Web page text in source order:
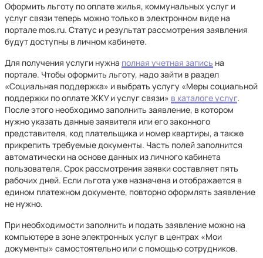
Оформить льготу по оплате жилья, коммунальных услуг и
услуг связи теперь можно только в электронном виде на
портале mos.ru. Статус и результат рассмотрения заявления
будут доступны в личном кабинете.
Для получения услуги нужна полная учетная запись на
портале. Чтобы оформить льготу, надо зайти в раздел
«Социальная поддержка» и выбрать услугу «Меры социальной
поддержки по оплате ЖКУ и услуг связи» в каталоге услуг.
После этого необходимо заполнить заявление, в котором
нужно указать данные заявителя или его законного
представителя, код плательщика и номер квартиры, а также
прикрепить требуемые документы. Часть полей заполнится
автоматически на основе данных из личного кабинета
пользователя. Срок рассмотрения заявки составляет пять
рабочих дней. Если льгота уже назначена и отображается в
едином платежном документе, повторно оформлять заявление
не нужно.
При необходимости заполнить и подать заявление можно на
компьютере в зоне электронных услуг в центрах «Мои
документы» самостоятельно или с помощью сотрудников.